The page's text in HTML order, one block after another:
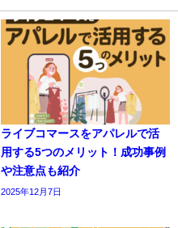
ライブコマースをアパレルで活
用する5つのメリット！成功事例
や注意点も紹介
2025年12月7日